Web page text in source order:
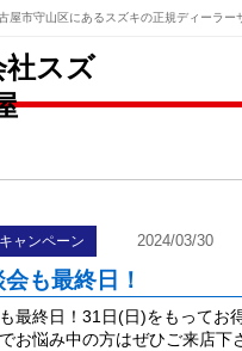
屋市守山区にあるスズキの正規ディーラー
ャンペーン 2024/03/30
も最終日！
最終日！31日(日)をもってお
お悩み中の方はぜひご来店下